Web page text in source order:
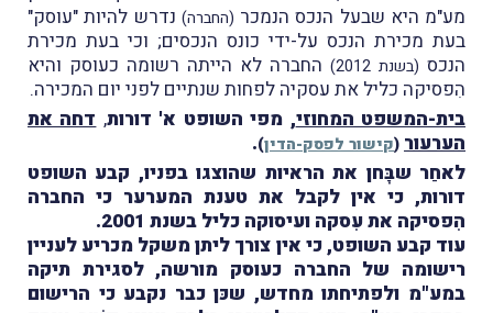
מע"מ היא שבעל הנכס הנמכר (החברה) נדרש להיות "עוסק"
בעת מכירת הנכס על-ידי כונס הנכסים; וכי בעת מכירת
הנכס (בשנת 2012)
החברה לא הייתה רשומה כעוסק והיא
הִפסיקה כליל את עסקיה לפחות שנתיים לפני יום המכירה.
בית-המשפט המחוזי, מפי השופט א' דורות, דחה את
הערעור (קישור לפסק-הדין)
.
לאחַר שבָּחן את הראיות שהוצגו בפניו, קבע השופט
דורות, כי אין לקבל את טענת המערער כי החברה
הִפסיקה את עִסקה ועיסוקה כליל בשנת 2001.
עוד קבע השופט, כי אין צורך ליתן משקל מכריע לעניין
רישומה של החברה כעוסק מורשה, לסגירת תיקה
במע"מ ולפתיחתו מחדש, שכּן כבר נקבע כי הרישום